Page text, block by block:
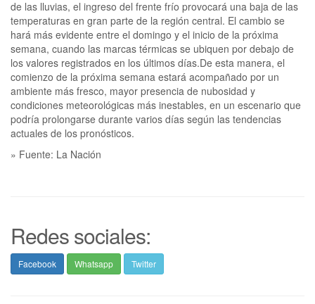
de las lluvias, el ingreso del frente frío provocará una baja de las
temperaturas en gran parte de la región central. El cambio se
hará más evidente entre el domingo y el inicio de la próxima
semana, cuando las marcas térmicas se ubiquen por debajo de
los valores registrados en los últimos días.De esta manera, el
comienzo de la próxima semana estará acompañado por un
ambiente más fresco, mayor presencia de nubosidad y
condiciones meteorológicas más inestables, en un escenario que
podría prolongarse durante varios días según las tendencias
actuales de los pronósticos.
» Fuente: La Nación
Redes sociales:
Facebook Whatsapp Twitter